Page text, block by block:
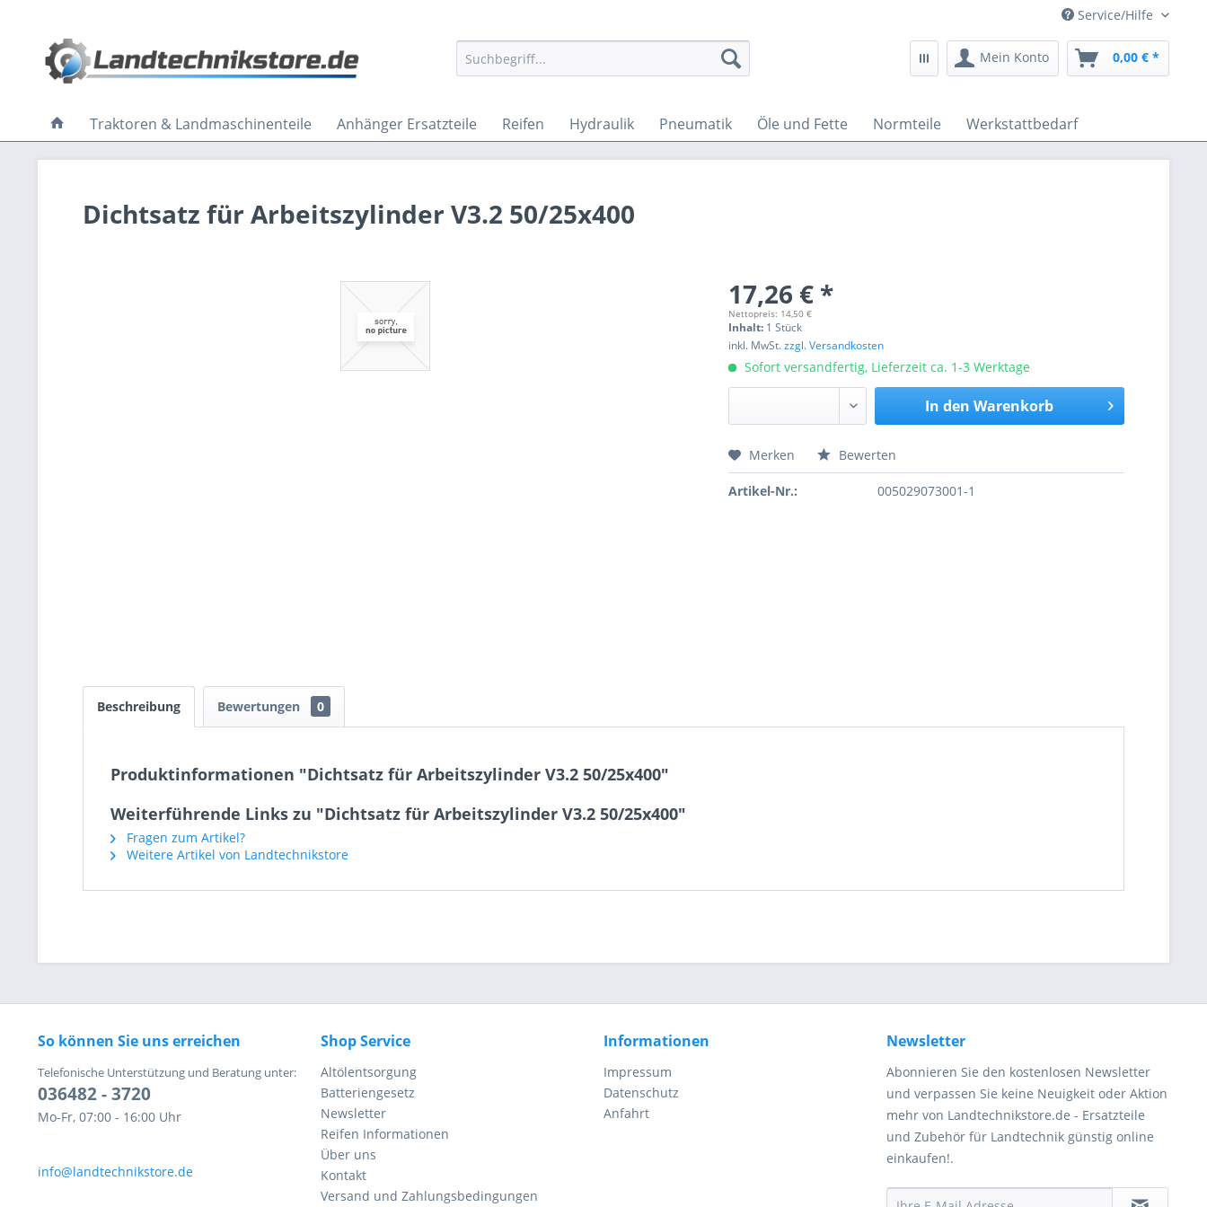
Service/Hilfe
Mein Konto 0,00 € *
Traktoren & Landmaschinenteile Anhänger Ersatzteile Reifen Hydraulik Pneumatik Öle und Fette Normteile Werkstattbedarf
Dichtsatz für Arbeitszylinder V3.2 50/25x400
17,26 € *
Nettopreis: 14,50 €
Inhalt: 1 Stück
inkl. MwSt.zzgl. Versandkosten
Sofort versandfertig, Lieferzeit ca. 1-3 Werktage
In den Warenkorb
Preis anfragen
und stimme zu. *
Merken Bewerten
Artikel-Nr.: 005029073001-1
Beschreibung Bewertungen 0
Produktinformationen "Dichtsatz für Arbeitszylinder V3.2 50/25x400"
Weiterführende Links zu "Dichtsatz für Arbeitszylinder V3.2 50/25x400"
Fragen zum Artikel?
Weitere Artikel von Landtechnikstore
So können Sie uns erreichen
Telefonische Unterstützung und Beratung unter:
036482 - 3720
Mo-Fr, 07:00 - 16:00 Uhr
info@landtechnikstore.de
Shop Service
Altölentsorgung
Batteriengesetz
Newsletter
Reifen Informationen
Über uns
Kontakt
Versand und Zahlungsbedingungen
Informationen
Impressum
Datenschutz
Anfahrt
Newsletter
Abonnieren Sie den kostenlosen Newsletter
und verpassen Sie keine Neuigkeit oder Aktion
mehr von Landtechnikstore.de - Ersatzteile
und Zubehör für Landtechnik günstig online
einkaufen!.